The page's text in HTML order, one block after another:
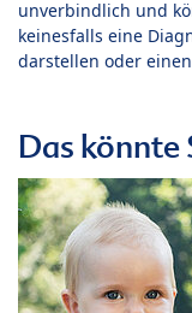
unverbindlich und
keinesfalls eine
darstellen oder
Das könnte